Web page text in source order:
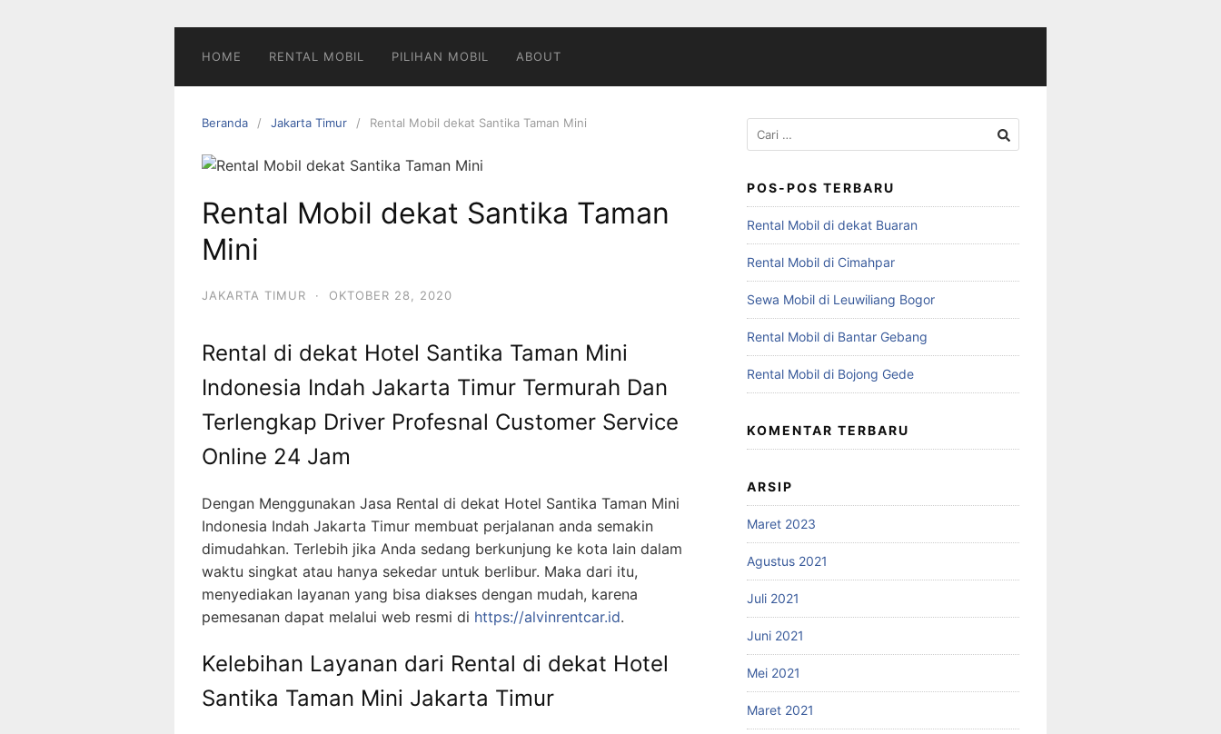
HOME RENTAL MOBIL PILIHAN MOBIL ABOUT
Beranda Jakarta Timur Rental Mobil dekat Santika Taman Mini
Rental Mobil dekat Santika Taman
Mini
JAKARTA TIMUR · OKTOBER 28, 2020
Rental di dekat Hotel Santika Taman Mini
Indonesia Indah Jakarta Timur Termurah Dan
Terlengkap Driver Profesnal Customer Service
Online 24 Jam
Dengan Menggunakan Jasa Rental di dekat Hotel Santika Taman Mini
Indonesia Indah Jakarta Timur membuat perjalanan anda semakin
dimudahkan. Terlebih jika Anda sedang berkunjung ke kota lain dalam
waktu singkat atau hanya sekedar untuk berlibur. Maka dari itu,
menyediakan layanan yang bisa diakses dengan mudah, karena
pemesanan dapat melalui web resmi di https://alvinrentcar.id.
Kelebihan Layanan dari Rental di dekat Hotel
Santika Taman Mini Jakarta Timur
Cari
untuk:
POS-POS TERBARU
Rental Mobil di dekat Buaran
Rental Mobil di Cimahpar
Sewa Mobil di Leuwiliang Bogor
Rental Mobil di Bantar Gebang
Rental Mobil di Bojong Gede
KOMENTAR TERBARU
ARSIP
Maret 2023
Agustus 2021
Juli 2021
Juni 2021
Mei 2021
Maret 2021